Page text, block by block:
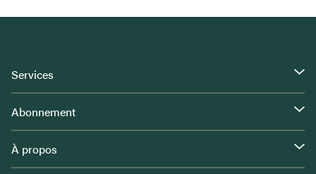
Services
Abonnement
À propos